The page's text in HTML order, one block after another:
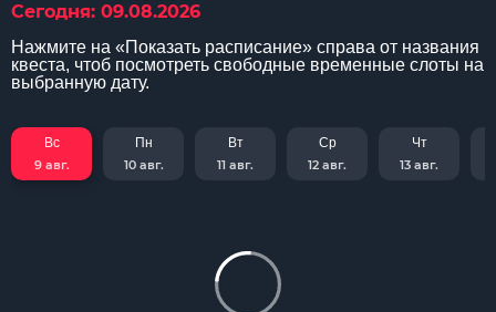
Сегодня: 09.08.2026
Нажмите на «Показать расписание» справа от названия
квеста, чтоб посмотреть свободные временные слоты на
выбранную дату.
Вс
9 авг.
Пн
10 авг.
Вт
11 авг.
Ср
12 авг.
Чт
13 авг.